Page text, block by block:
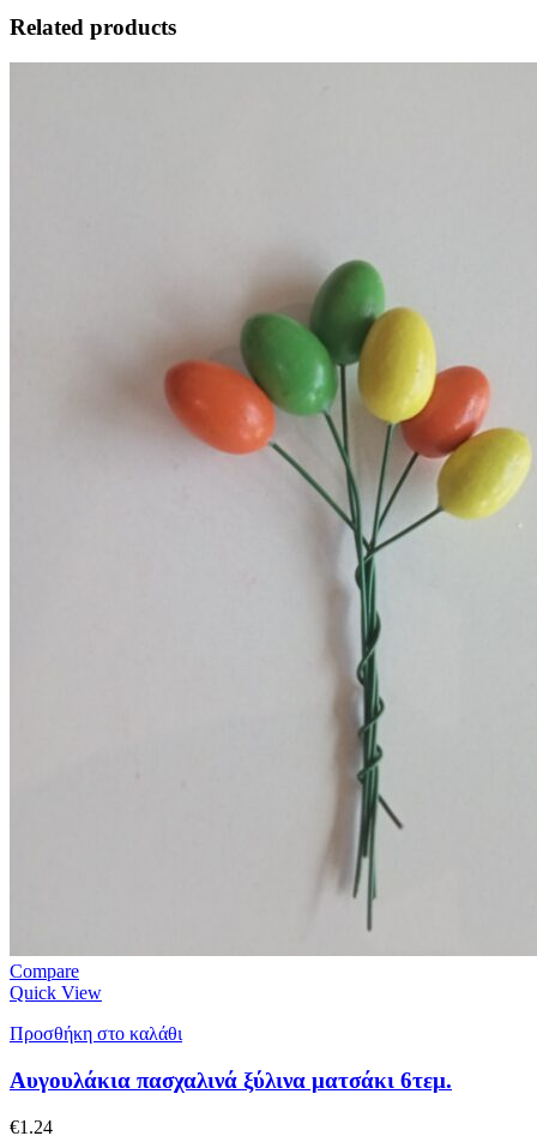
Related products
Compare
Quick View
Προσθήκη στο καλάθι
Αυγουλάκια πασχαλινά ξύλινα ματσάκι 6τεμ.
€1.24